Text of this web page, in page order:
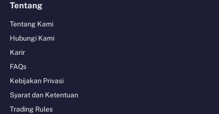
Tentang
Tentang Kami
Hubungi Kami
Karir
FAQs
Kebijakan Privasi
Syarat dan Ketentuan
Trading Rules